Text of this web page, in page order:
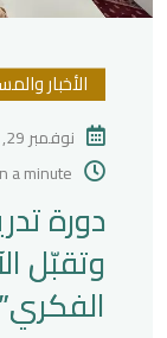
الأخبار
نوفمبر 29, 2025
a minute
دورة
وتقبّل
الفكري”